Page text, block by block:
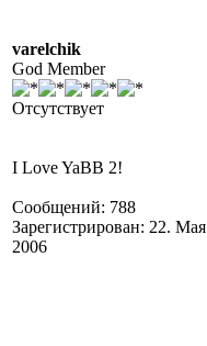
varelchik
God Member
Отсутствует
I Love YaBB 2!
Сообщений: 788
Зарегистрирован: 22. Мая
2006